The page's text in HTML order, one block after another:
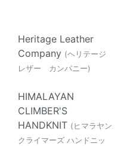
Heritage Leather
Company (ヘリテージ
レザー カンパニー)
HIMALAYAN
CLIMBER'S
HANDKNIT (ヒマラヤン
クライマーズ ハンドニッ